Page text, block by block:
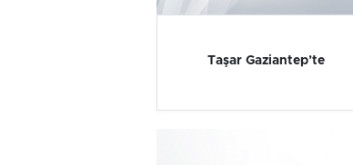
Taşar Gaziantep’te